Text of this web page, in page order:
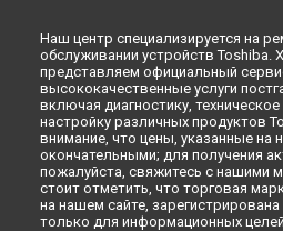
Наш центр специализируется на
обслуживании устройств Toshiba.
представляем официальный
высококачественные услуги
включая диагностику,
настройку различных продуктов
внимание, что цены, указанные на
окончательными; для получения
пожалуйста, свяжитесь с нашими
стоит отметить, что торговая
на нашем сайте, зарегистрирована
только для информационных целей.